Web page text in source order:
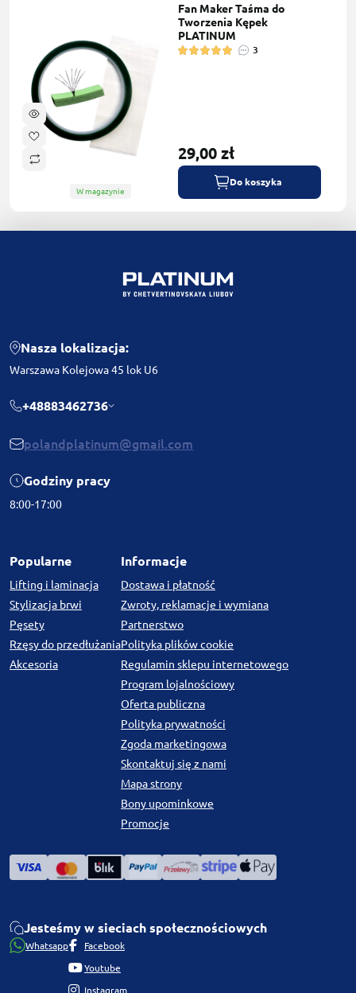
W magazynie
Fan Maker Taśma do
Tworzenia Kępek
PLATINUM
3
29,00 zł
Do koszyka
Nasza lokalizacja:
Warszawa Kolejowa 45 lok U6
+48883462736
polandplatinum@gmail.com
Godziny pracy
8:00-17:00
Popularne
Lifting i laminacja
Stylizacja brwi
Pęsety
Rzęsy do przedłużania
Akcesoria
Informacje
Dostawa i płatność
Zwroty, reklamacje i wymiana
Partnerstwo
Polityka plików cookie
Regulamin sklepu internetowego
Program lojalnościowy
Oferta publiczna
Polityka prywatności
Zgoda marketingowa
Skontaktuj się z nami
Mapa strony
Bony upominkowe
Promocje
Jesteśmy w sieciach społecznościowych
Whatsapp Facebook
Youtube
Instagram